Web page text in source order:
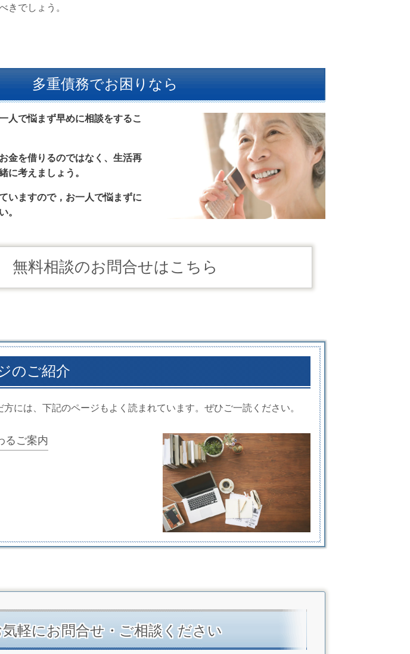
きでしょう。
多重債務でお困りなら
人で悩まず早めに相談をするこ
金を借りるのではなく、生活再
に考えましょう。
いますので，お一人で悩まずに
。
無料相談のお問合せはこちら
のご紹介
には、下記のページもよく読まれています。ぜひご一読ください。
るご案内
軽にお問合せ・ご相談ください